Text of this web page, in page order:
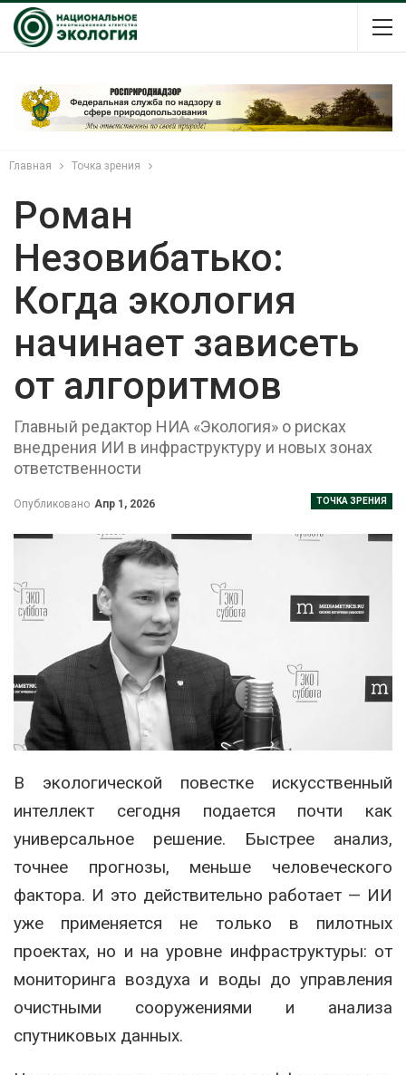
Главная Точка зрения
Роман
Незовибатько:
Когда экология
начинает зависеть
от алгоритмов
Главный редактор НИА «Экология» о рисках
внедрения ИИ в инфраструктуру и новых зонах
ответственности
ТОЧКА ЗРЕНИЯ
Опубликовано Апр 1, 2026
В экологической повестке искусственный
интеллект сегодня подается почти как
универсальное решение. Быстрее анализ,
точнее прогнозы, меньше человеческого
фактора. И это действительно работает — ИИ
уже применяется не только в пилотных
проектах, но и на уровне инфраструктуры: от
мониторинга воздуха и воды до управления
очистными сооружениями и анализа
спутниковых данных.